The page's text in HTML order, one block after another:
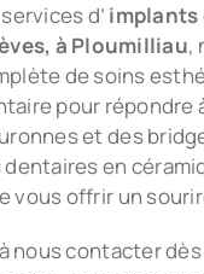
d’ implants
à Ploumilliau,
de soins
pour répondre
et des
en
vous offrir un
nous contacter